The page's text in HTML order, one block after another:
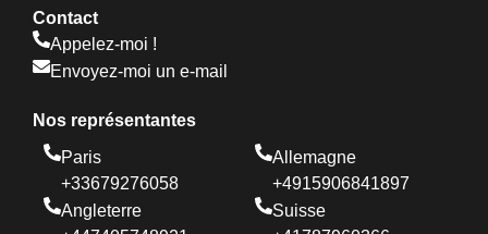
Contact
Appelez-moi !
Envoyez-moi un e-mail
Nos représentantes
Paris
+33679276058
Angleterre
Allemagne
+4915906841897
Suisse